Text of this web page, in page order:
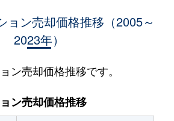
ョン売却価格推移（2005～
2023年）
ン売却価格推移です。
ン売却価格推移